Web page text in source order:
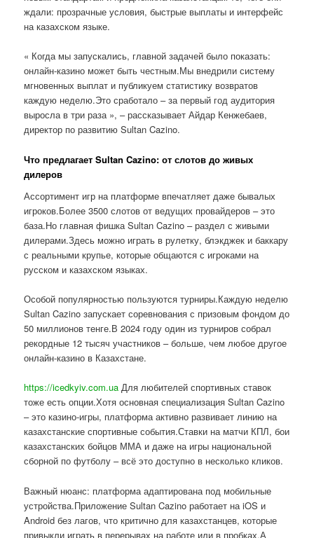
ждали: прозрачные условия, быстрые выплаты и интерфейс
на казахском языке.
« Когда мы запускались, главной задачей было показать:
онлайн-казино может быть честным.Мы внедрили систему
мгновенных выплат и публикуем статистику возвратов
каждую неделю.Это сработало – за первый год аудитория
выросла в три раза », – рассказывает Айдар Кенжебаев,
директор по развитию Sultan Cazino.
Что предлагает Sultan Cazino: от слотов до живых
дилеров
Ассортимент игр на платформе впечатляет даже бывалых
игроков.Более 3500 слотов от ведущих провайдеров – это
база.Но главная фишка Sultan Cazino – раздел с живыми
дилерами.Здесь можно играть в рулетку, блэкджек и баккару
с реальными крупье, которые общаются с игроками на
русском и казахском языках.
Особой популярностью пользуются турниры.Каждую неделю
Sultan Cazino запускает соревнования с призовым фондом до
50 миллионов тенге.В 2024 году один из турниров собрал
рекордные 12 тысяч участников – больше, чем любое другое
онлайн-казино в Казахстане.
https://icedkyiv.com.ua Для любителей спортивных ставок
тоже есть опции.Хотя основная специализация Sultan Cazino
– это казино-игры, платформа активно развивает линию на
казахстанские спортивные события.Ставки на матчи КПЛ, бои
казахстанских бойцов ММА и даже на игры национальной
сборной по футболу – всё это доступно в несколько кликов.
Важный нюанс: платформа адаптирована под мобильные
устройства.Приложение Sultan Cazino работает на iOS и
Android без лагов, что критично для казахстанцев, которые
привыкли играть в перерывах на работе или в пробках.А